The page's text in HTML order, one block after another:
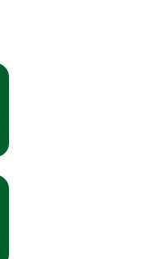
FENÊTRE)
FENÊTRE)